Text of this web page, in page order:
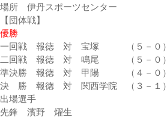
場所 伊丹スポーツセンター
【団体戦】
優勝
一回戦 報徳 対 宝塚 （５－０）
二回戦 報徳 対 鳴尾 （５－０）
準決勝 報徳 対 甲陽 （４－０）
決 勝 報徳 対 関西学院 （３－１）
出場選手
先鋒 濱野 燿生